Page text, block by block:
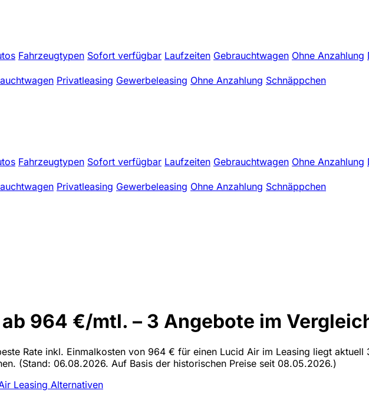
Fahrzeugtypen Sofort verfügbar Laufzeiten Gebrauchtwagen Ohne Anzahlung
Privatleasing Gewerbeleasing Ohne Anzahlung Schnäppchen
Fahrzeugtypen Sofort verfügbar Laufzeiten Gebrauchtwagen Ohne Anzahlung
Privatleasing Gewerbeleasing Ohne Anzahlung Schnäppchen
964 €/mtl. – 3 Angebote im
Rate inkl. Einmalkosten von 964 € für einen Lucid Air im Leasing liegt
(Stand: 06.08.2026. Auf Basis der historischen Preise seit 08.05.2026.)
Leasing Alternativen